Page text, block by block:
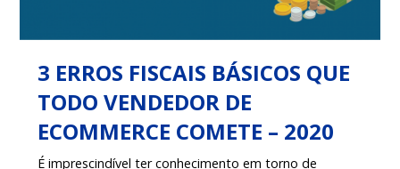
3 ERROS FISCAIS BÁSICOS QUE
TODO VENDEDOR DE
ECOMMERCE COMETE – 2020
É imprescindível ter conhecimento em torno de